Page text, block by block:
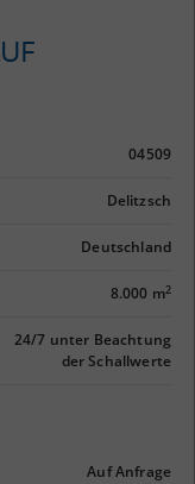
04509
Delitzsch
Deutschland
8.000 m2
24/7 unter Beachtung
der Schallwerte
Auf Anfrage